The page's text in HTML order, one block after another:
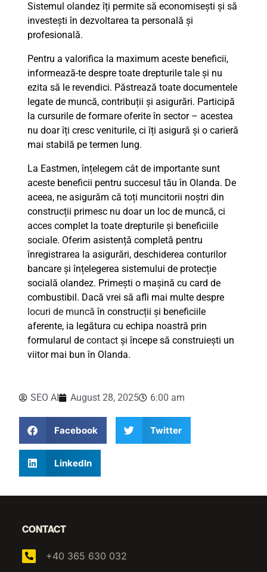
Sistemul olandez îți permite să economisești și să
investești în dezvoltarea ta personală și
profesională.
Pentru a valorifica la maximum aceste beneficii,
informează-te despre toate drepturile tale și nu
ezita să le revendici. Păstrează toate documentele
legate de muncă, contribuții și asigurări. Participă
la cursurile de formare oferite în sector – acestea
nu doar îți cresc veniturile, ci îți asigură și o carieră
mai stabilă pe termen lung.
La Eastmen, înțelegem cât de importante sunt
aceste beneficii pentru succesul tău în Olanda. De
aceea, ne asigurăm că toți muncitorii noștri din
construcții primesc nu doar un loc de muncă, ci
acces complet la toate drepturile și beneficiile
sociale. Oferim asistență completă pentru
înregistrarea la asigurări, deschiderea conturilor
bancare și înțelegerea sistemului de protecție
socială olandez. Primești o mașină cu card de
combustibil. Dacă vrei să afli mai multe despre
locuri de muncă în construcții și beneficiile
aferente, ia legătura cu echipa noastră prin
formularul de contact și începe să construiești un
viitor mai bun în Olanda.
SEO AI August 28, 2025 6:00 am
Facebook Twitter
LinkedIn
CONTACT
+40 365 630 032